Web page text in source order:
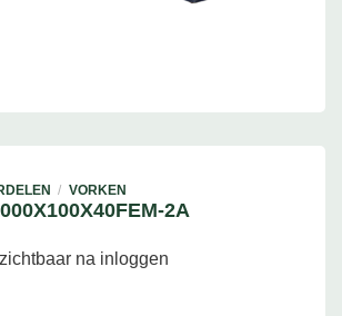
/ VORKEN
2A
na inloggen